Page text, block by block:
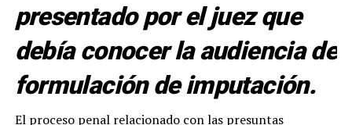
presentado por el juez que
debía conocer la audiencia de
formulación de imputación.
El proceso penal relacionado con las presuntas